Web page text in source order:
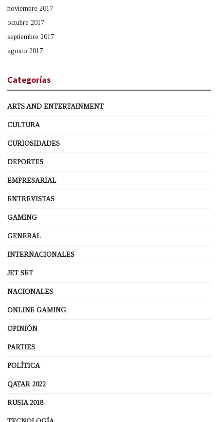
noviembre 2017
octubre 2017
septiembre 2017
agosto 2017
Categorías
ARTS AND ENTERTAINMENT
CULTURA
CURIOSIDADES
DEPORTES
EMPRESARIAL
ENTREVISTAS
GAMING
GENERAL
INTERNACIONALES
JET SET
NACIONALES
ONLINE GAMING
OPINIÓN
PARTIES
POLÍTICA
QATAR 2022
RUSIA 2018